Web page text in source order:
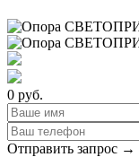
0 руб.
Отправить запрос →